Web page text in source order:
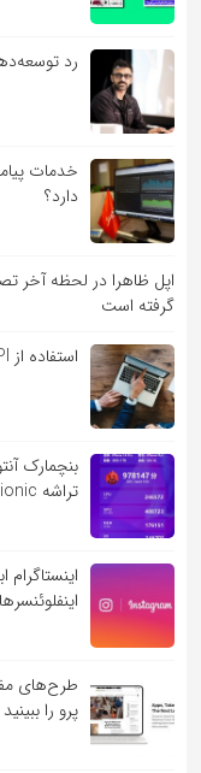
رد
خدمات
دارد؟
گرفته است
استفاده از API چه مزایایی برای شرکت‌های فین‌تک دارد؟
تراشه A16 Bionic حکایت دارد
پرو را ببینید